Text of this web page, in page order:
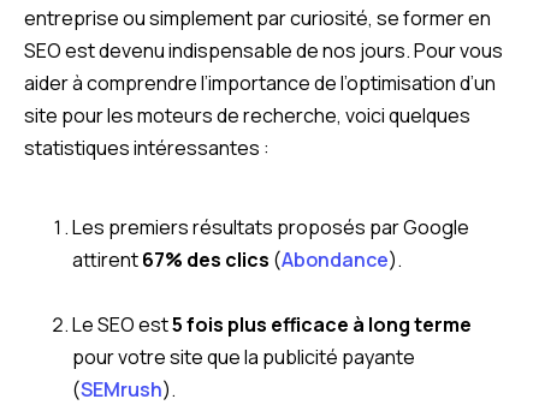
entreprise ou simplement par curiosité, se former en
SEO est devenu indispensable de nos jours. Pour vous
aider à comprendre l’importance de l’optimisation d’un
site pour les moteurs de recherche, voici quelques
statistiques intéressantes :
Les premiers résultats proposés par Google
attirent67% des clics (Abondance).
Le SEO est5 fois plus efficace à long terme
pour votre site que la publicité payante
(SEMrush).